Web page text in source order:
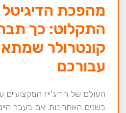
מהפכת
התקלוט: כך
קונטרולר
עבורכם
העולם של הדיג'ייז המקצועיים
בשנים האחרונות. אם בעבר